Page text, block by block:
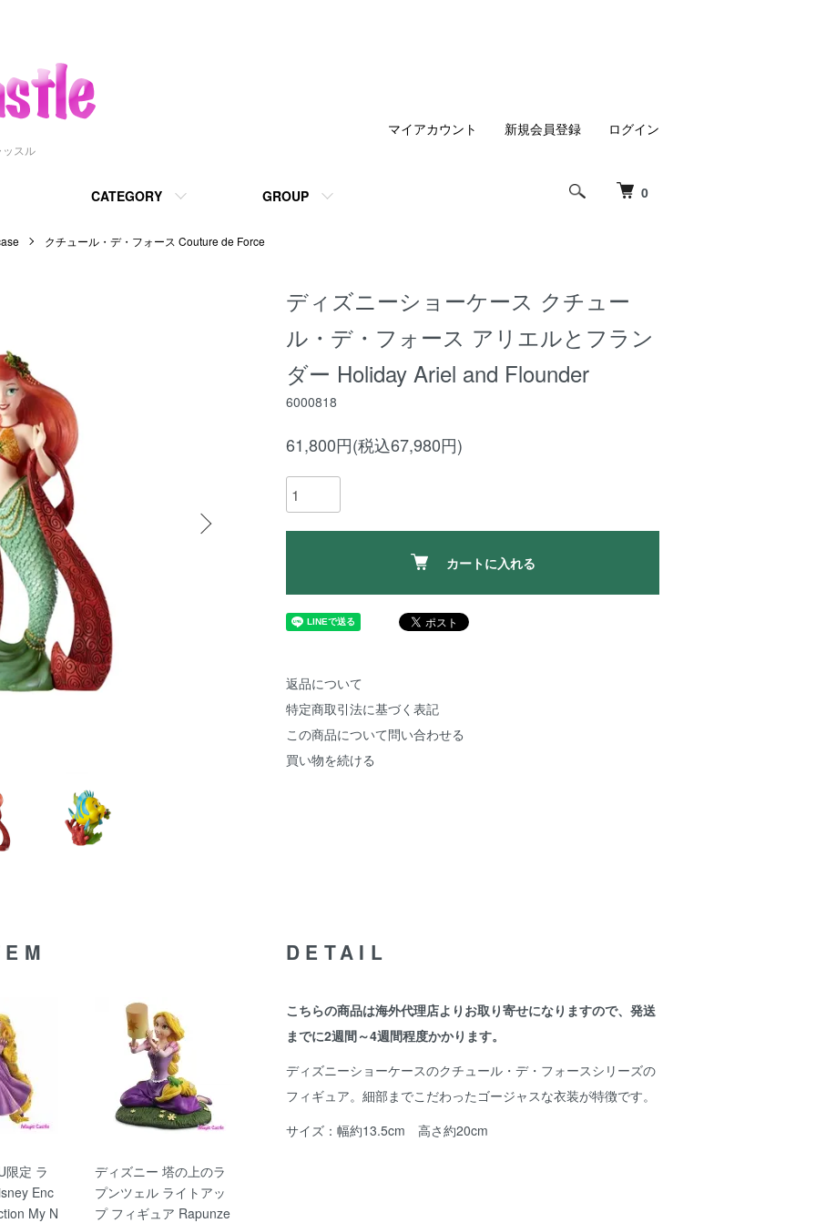
スル
0
CATEGORY GROUP
マイアカウント 新規会員登録 ログイン
クチュール・デ・フォース Couture de Force
ディズニーショーケース クチュー
ル・デ・フォース アリエルとフラン
ダー Holiday Ariel and Flounder
6000818
61,800円(税込67,980円)
カートに入れる
返品について
特定商取引法に基づく表記
この商品について問い合わせる
買い物を続ける
DETAIL
こちらの商品は海外代理店よりお取り寄せになりますので、発送
までに2週間～4週間程度かかります。
ディズニーショーケースのクチュール・デ・フォースシリーズの
フィギュア。細部までこだわったゴージャスな衣装が特徴です。
サイズ：幅約13.5cm 高さ約20cm
限定 ラ
Enc
My N
ディズニー 塔の上のラ
プンツェル ライトアッ
プ フィギュア Rapunze